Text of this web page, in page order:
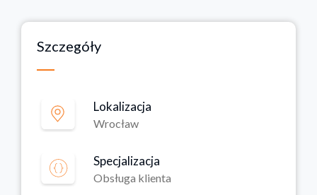
Szczegóły
Lokalizacja
Wrocław
Specjalizacja
Obsługa klienta